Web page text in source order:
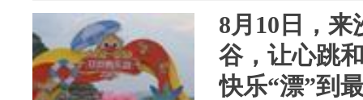
8月10日，
谷，让心跳
快乐“漂”到